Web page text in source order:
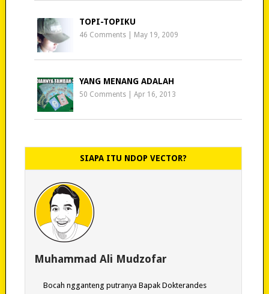
TOPI-TOPIKU
46 Comments May 19, 2009
YANG MENANG ADALAH
50 Comments |Apr 16, 2013
SIAPA ITU NDOP VECTOR?
Muhammad Ali Mudzofar
Bocah ngganteng putranya Bapak Dokterandes